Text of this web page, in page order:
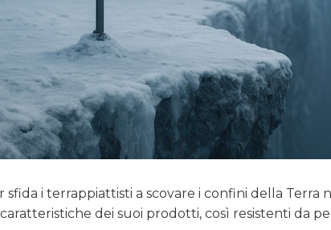
sfida i terrappiattisti a scovare i confini della Terra
dei suoi prodotti, così resistenti da